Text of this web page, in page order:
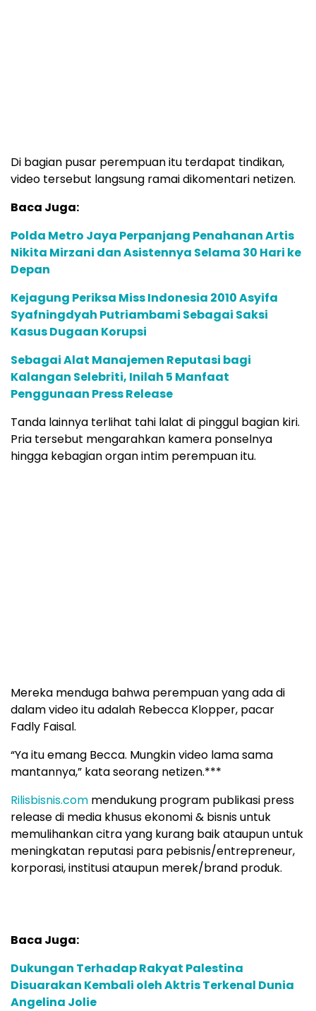
Di bagian pusar perempuan itu terdapat tindikan,
video tersebut langsung ramai dikomentari netizen.
Baca Juga:
Polda Metro Jaya Perpanjang Penahanan Artis
Nikita Mirzani dan Asistennya Selama 30 Hari ke
Depan
Kejagung Periksa Miss Indonesia 2010 Asyifa
Syafningdyah Putriambami Sebagai Saksi
Kasus Dugaan Korupsi
Sebagai Alat Manajemen Reputasi bagi
Kalangan Selebriti, Inilah 5 Manfaat
Penggunaan Press Release
Tanda lainnya terlihat tahi lalat di pinggul bagian kiri.
Pria tersebut mengarahkan kamera ponselnya
hingga kebagian organ intim perempuan itu.
Mereka menduga bahwa perempuan yang ada di
dalam video itu adalah Rebecca Klopper, pacar
Fadly Faisal.
“Ya itu emang Becca. Mungkin video lama sama
mantannya,” kata seorang netizen.***
Rilisbisnis.com mendukung program publikasi press
release di media khusus ekonomi & bisnis untuk
memulihankan citra yang kurang baik ataupun untuk
meningkatan reputasi para pebisnis/entrepreneur,
korporasi, institusi ataupun merek/brand produk.
Baca Juga:
Dukungan Terhadap Rakyat Palestina
Disuarakan Kembali oleh Aktris Terkenal Dunia
Angelina Jolie